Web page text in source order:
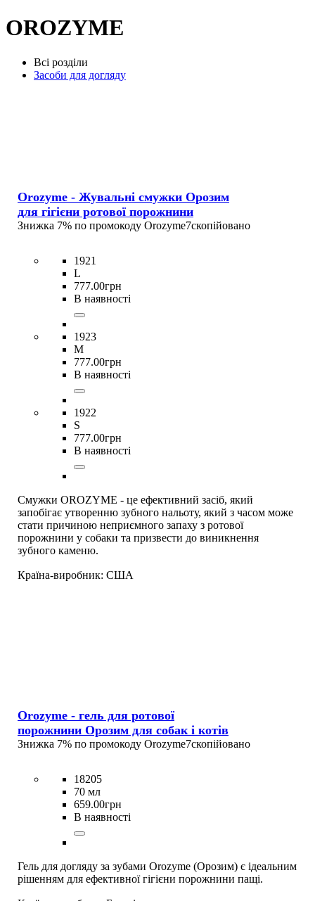
OROZYME
Всі розділи
Засоби для догляду
Orozyme - Жувальні смужки Орозим
для гігієни ротової порожнини
Знижка 7% по промокоду Orozyme7скопійовано
1921
L
777.00грн
В наявності
1923
M
777.00грн
В наявності
1922
S
777.00грн
В наявності
Смужки OROZYME - це ефективний засіб, який
запобігає утворенню зубного нальоту, який з часом може
стати причиною неприємного запаху з ротової
порожнини у собаки та призвести до виникнення
зубного каменю.
Країна-виробник: США
Orozyme - гель для ротової
порожнини Орозим для собак і котів
Знижка 7% по промокоду Orozyme7скопійовано
18205
70 мл
659.00грн
В наявності
Гель для догляду за зубами Orozyme (Орозим) є ідеальним
рішенням для ефективної гігієни порожнини пащі.